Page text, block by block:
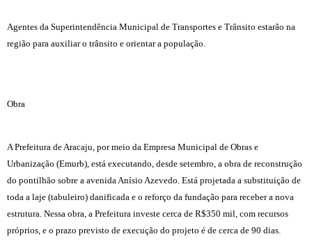
Agentes da Superintendência Municipal de Transportes e Trânsito estarão na
região para auxiliar o trânsito e orientar a população.
Obra
A Prefeitura de Aracaju, por meio da Empresa Municipal de Obras e
Urbanização (Emurb), está executando, desde setembro, a obra de reconstrução
do pontilhão sobre a avenida Anísio Azevedo. Está projetada a substituição de
toda a laje (tabuleiro) danificada e o reforço da fundação para receber a nova
estrutura. Nessa obra, a Prefeitura investe cerca de R$350 mil, com recursos
próprios, e o prazo previsto de execução do projeto é de cerca de 90 dias.